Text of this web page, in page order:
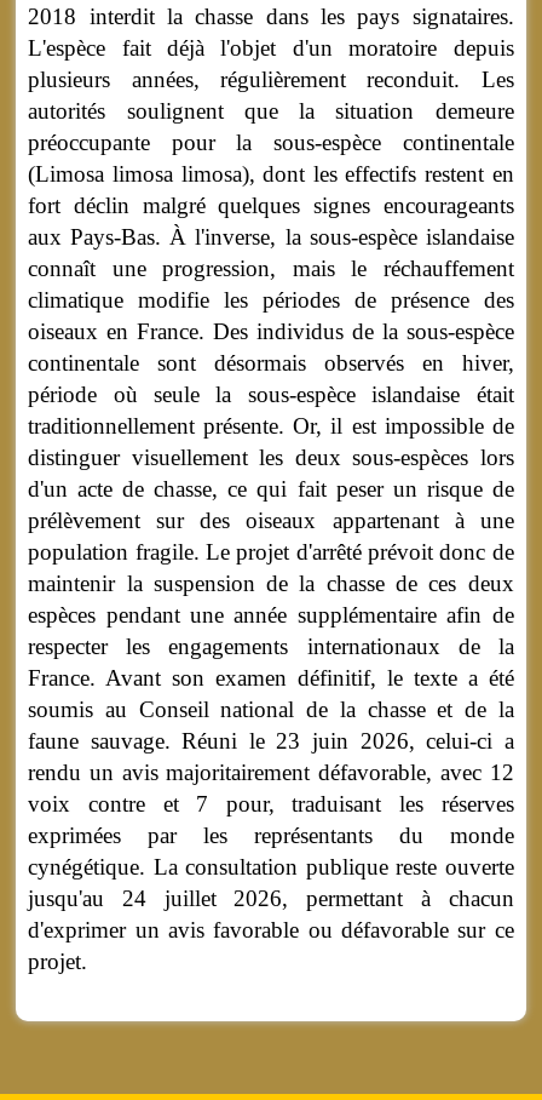
2018 interdit la chasse dans les pays signataires.
L'espèce fait déjà l'objet d'un moratoire depuis
plusieurs années, régulièrement reconduit. Les
autorités soulignent que la situation demeure
préoccupante pour la sous-espèce continentale
(Limosa limosa limosa), dont les effectifs restent en
fort déclin malgré quelques signes encourageants
aux Pays-Bas. À l'inverse, la sous-espèce islandaise
connaît une progression, mais le réchauffement
climatique modifie les périodes de présence des
oiseaux en France. Des individus de la sous-espèce
continentale sont désormais observés en hiver,
période où seule la sous-espèce islandaise était
traditionnellement présente. Or, il est impossible de
distinguer visuellement les deux sous-espèces lors
d'un acte de chasse, ce qui fait peser un risque de
prélèvement sur des oiseaux appartenant à une
population fragile. Le projet d'arrêté prévoit donc de
maintenir la suspension de la chasse de ces deux
espèces pendant une année supplémentaire afin de
respecter les engagements internationaux de la
France. Avant son examen définitif, le texte a été
soumis au Conseil national de la chasse et de la
faune sauvage. Réuni le 23 juin 2026, celui-ci a
rendu un avis majoritairement défavorable, avec 12
voix contre et 7 pour, traduisant les réserves
exprimées par les représentants du monde
cynégétique. La consultation publique reste ouverte
jusqu'au 24 juillet 2026, permettant à chacun
d'exprimer un avis favorable ou défavorable sur ce
projet.